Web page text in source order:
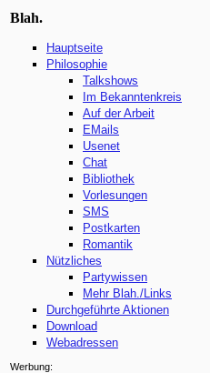
Blah.
Hauptseite
Philosophie
Talkshows
Im Bekanntenkreis
Auf der Arbeit
EMails
Usenet
Chat
Bibliothek
Vorlesungen
SMS
Postkarten
Romantik
Nützliches
Partywissen
Mehr Blah./Links
Durchgeführte Aktionen
Download
Webadressen
Werbung: